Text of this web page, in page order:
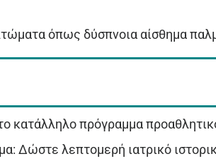
όπως δύσπνοια αίσθημα
κατάλληλο πρόγραμμα
Δώστε λεπτομερή ιατρικό